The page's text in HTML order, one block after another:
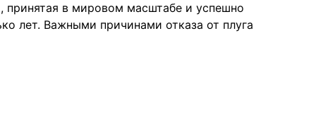
принятая в мировом масштабе и успешно
лет. Важными причинами отказа от плуга